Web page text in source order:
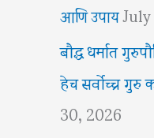
आणि उपाय
बौद्ध धर्मात
हेच सर्वोच्च गुरु
30, 2026